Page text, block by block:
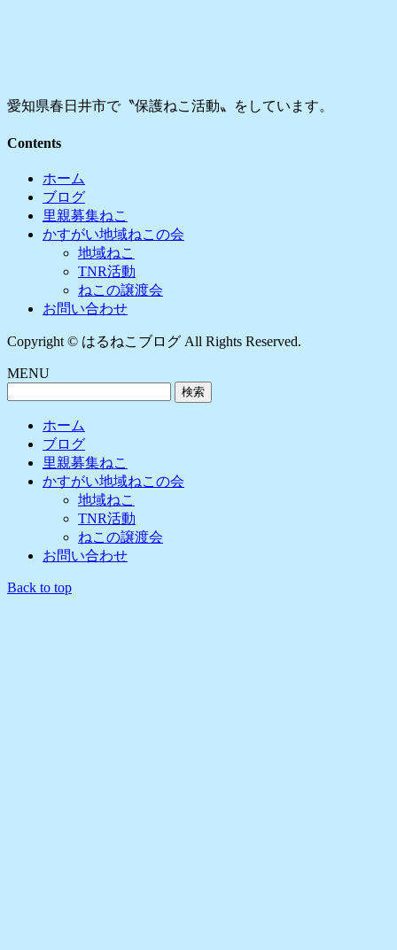
愛知県春日井市で〝保護ねこ活動〟をしています。
Contents
ホーム
ブログ
里親募集ねこ
かすがい地域ねこの会
地域ねこ
TNR活動
ねこの譲渡会
お問い合わせ
Copyright © はるねこブログ All Rights Reserved.
MENU
ホーム
ブログ
里親募集ねこ
かすがい地域ねこの会
地域ねこ
TNR活動
ねこの譲渡会
お問い合わせ
Back to top